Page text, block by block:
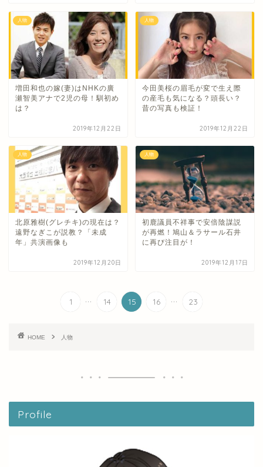
人物
増田和也の嫁(妻)はNHKの廣
瀬智美アナで2児の母！馴初め
は？
2019年12月22日
人物
今田美桜の眉毛が変で生え際
の産毛も気になる？頭長い？
昔の写真も検証！
2019年12月22日
人物
北原雅樹(グレチキ)の現在は？
遠野なぎこが説教？「未成
年」共演画像も
2019年12月20日
人物
初鹿議員不祥事で安倍陰謀説
が再燃！鳩山＆ラサール石井
に再び注目が！
2019年12月17日
1 ... 14 15 16 ... 23
HOME 人物
Profile